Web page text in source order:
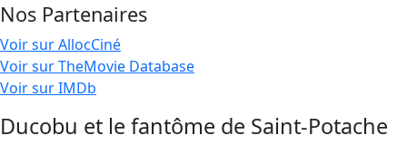
Nos Partenaires
Voir sur AllocCiné
Voir sur TheMovie Database
Voir sur IMDb
Ducobu et le fantôme de Saint-Potache